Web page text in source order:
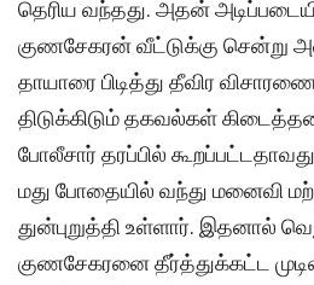
தெரிய வந்தது. அதன்
குணசேகரன் வீட்டுக்கு சென்று
தாயாரை பிடித்து தீவிர
திடுக்கிடும் தகவல்கள்
போலீசார் தரப்பில்
மது போதையில் வந்து மனைவி
துன்புறுத்தி உள்ளார். இதனால்
குணசேகரனை தீர்த்துக்கட்ட